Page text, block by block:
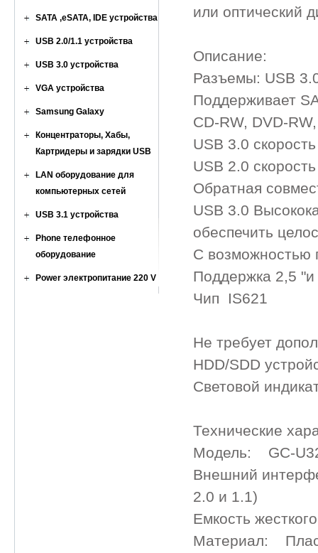
SATA ,eSATA, IDE устройства
USB 2.0/1.1 устройства
USB 3.0 устройства
VGA устройства
Samsung Galaxy
Концентраторы, Хабы,
Картридеры и зарядки USB
LAN оборудование для
компьютерных сетей
USB 3.1 устройства
Phone телефонное
оборудование
Power электропитание 220 V
или оптический
Описание:
Разъемы: USB
Поддерживает
CD-RW, DVD-
USB 3.0
USB 2.0
Обратная
USB 3.0
обеспечить
С возможностью
Поддержка 2,5 "и
Чип IS621
Не требует
HDD/SDD
Световой
Технические
Модель: GC-
Внешний
2.0 и 1.1)
Емкость
Материал: